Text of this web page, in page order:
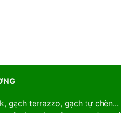
gạch terrazzo, gạch tự chèn...